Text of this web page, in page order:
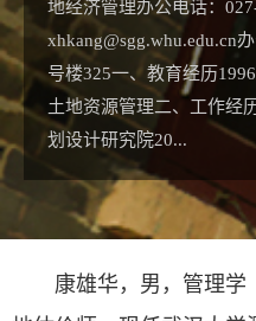
地经济管理办公电话：
xhkang@sgg.whu.edu.cn
号楼325一、教育经历
土地资源管理二、工作经
划设计研究院20...
康雄华，男，管理学